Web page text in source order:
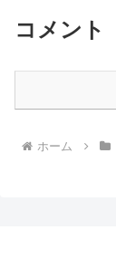
コメント
ホーム